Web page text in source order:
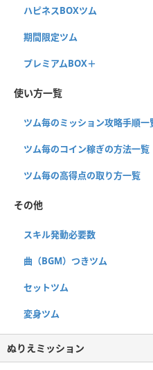
ハピネスBOXツム
期間限定ツム
プレミアムBOX＋
使い方一覧
ツム毎のミッション攻略手順一
ツム毎のコイン稼ぎの方法一覧
ツム毎の高得点の取り方一覧
その他
スキル発動必要数
曲（BGM）つきツム
セットツム
変身ツム
ぬりえミッション